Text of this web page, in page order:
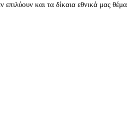
επιλύουν και τα δίκαια εθνικά μας